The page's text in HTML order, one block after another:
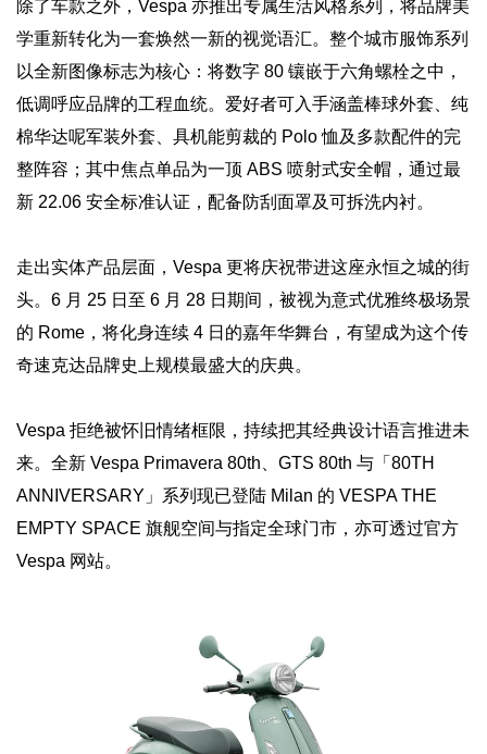
除了车款之外，Vespa 亦推出专属生活风格系列，将品牌美
学重新转化为一套焕然一新的视觉语汇。整个城市服饰系列
以全新图像标志为核心：将数字 80 镶嵌于六角螺栓之中，
低调呼应品牌的工程血统。爱好者可入手涵盖棒球外套、纯
棉华达呢军装外套、具机能剪裁的 Polo 恤及多款配件的完
整阵容；其中焦点单品为一顶 ABS 喷射式安全帽，通过最
新 22.06 安全标准认证，配备防刮面罩及可拆洗内衬。
走出实体产品层面，Vespa 更将庆祝带进这座永恒之城的街
头。6 月 25 日至 6 月 28 日期间，被视为意式优雅终极场景
的 Rome，将化身连续 4 日的嘉年华舞台，有望成为这个传
奇速克达品牌史上规模最盛大的庆典。
Vespa 拒绝被怀旧情绪框限，持续把其经典设计语言推进未
来。全新 Vespa Primavera 80th、GTS 80th 与「80TH
ANNIVERSARY」系列现已登陆 Milan 的 VESPA THE
EMPTY SPACE 旗舰空间与指定全球门市，亦可透过官方
Vespa 网站。